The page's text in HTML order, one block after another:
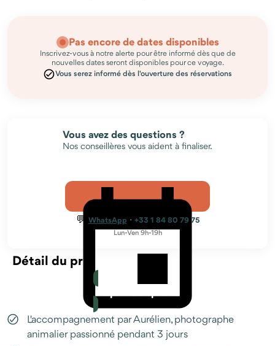
Pas encore de dates disponibles
Inscrivez-vous à notre alerte pour être informé dès que de
nouvelles dates seront disponibles pour ce voyage.
Vous serez informé dès l'ouverture des réservations
Vous avez des questions ?
Nos conseillères vous aident à finaliser.
Prendre RDV avec un conseiller
💬 WhatsApp · +33 1 84 80 79 75
Lun-Ven 9h-19h
Détail du prix
Le prix comprend
L'accompagnement par Aurélien, photographe
animalier passionné pendant 3 jours